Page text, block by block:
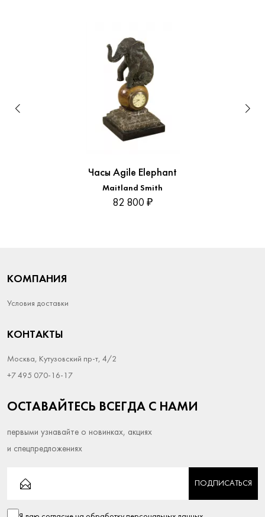
Часы Agile Elephant
Maitland Smith
82 800 ₽
КОМПАНИЯ
Условия доставки
КОНТАКТЫ
Москва, Кутузовский пр-т, 4/2
+7 495 070-16-17
ОСТАВАЙТЕСЬ ВСЕГДА С НАМИ
первыми узнавайте о новинках, акциях
и спецпредложениях
ПОДПИСАТЬСЯ